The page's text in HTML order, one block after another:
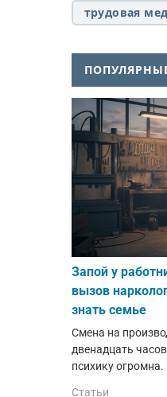
трудовая
Запой у
вызов
знать семье
Смена на
двенадцать
психику
Статьи